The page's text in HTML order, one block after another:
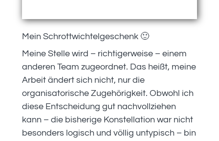
Mein Schrottwichtelgeschenk 🙂
Meine Stelle wird – richtigerweise – einem
anderen Team zugeordnet. Das heißt, meine
Arbeit ändert sich nicht, nur die
organisatorische Zugehörigkeit. Obwohl ich
diese Entscheidung gut nachvollziehen
kann – die bisherige Konstellation war nicht
besonders logisch und völlig untypisch – bin